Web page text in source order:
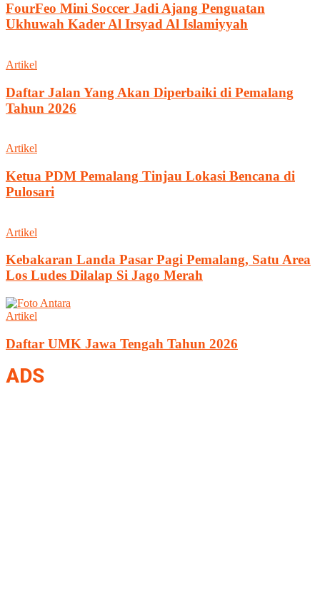
FourFeo Mini Soccer Jadi Ajang Penguatan
Ukhuwah Kader Al Irsyad Al Islamiyyah
Artikel
Daftar Jalan Yang Akan Diperbaiki di Pemalang
Tahun 2026
Artikel
Ketua PDM Pemalang Tinjau Lokasi Bencana di
Pulosari
Artikel
Kebakaran Landa Pasar Pagi Pemalang, Satu Area
Los Ludes Dilalap Si Jago Merah
Artikel
Daftar UMK Jawa Tengah Tahun 2026
ADS